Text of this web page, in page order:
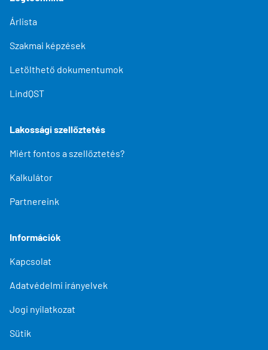
Árlista
Szakmai képzések
Letölthető dokumentumok
LindQST
Lakossági szellőztetés
Miért fontos a szellőztetés?
Kalkulátor
Partnereink
Információk
Kapcsolat
Adatvédelmi irányelvek
Jogi nyilatkozat
Sütik